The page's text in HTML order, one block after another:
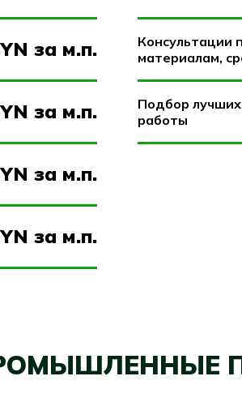
за м.п.
за м.п.
за м.п.
за м.п.
Консультации
материалам,
Подбор
работы